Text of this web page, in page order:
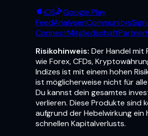
iOS
Google Play
FeedAnalysenCommunitys
ConnectMitgliedschaftPartner
Risikohinweis: Der Handel mit
wie Forex, CFDs,
Indizes ist mit einem hohen
ist möglicherweise nicht für
Du kannst dein gesamtes
verlieren. Diese Produkte sind
aufgrund der Hebelwirkung ein
schnellen Kapitalverlusts.